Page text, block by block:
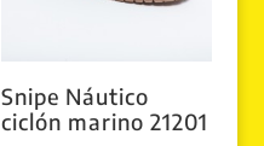
Snipe Náutico
ciclón marino 21201